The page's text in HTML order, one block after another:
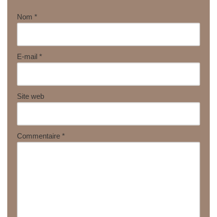
Nom *
E-mail *
Site web
Commentaire *